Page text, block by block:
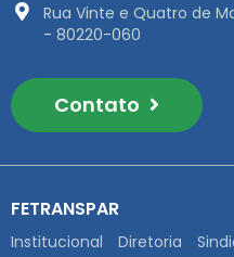
Rua Vinte e Quatro de
- 80220-060
Contato
FETRANSPAR
Institucional Diretoria